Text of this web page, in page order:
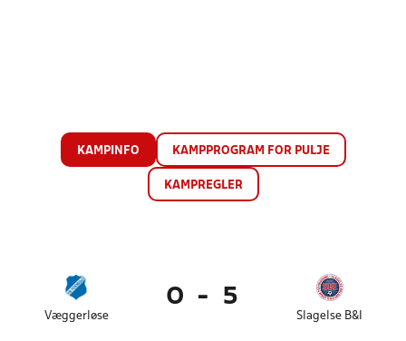
KAMPINFO KAMPPROGRAM FOR PULJE
KAMPREGLER
Væggerløse
0 - 5
Slagelse B&I